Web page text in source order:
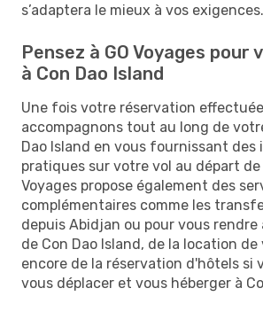
s’adaptera le mieux à vos exigences.
Pensez à GO Voyages pour
à Con Dao Island
Une fois votre réservation
accompagnons tout au long de
Dao Island en vous fournissant
pratiques sur votre vol au départ de
Voyages propose également des
complémentaires comme les
depuis Abidjan ou pour vous
de Con Dao Island, de la location
encore de la réservation d'hôtels si
vous déplacer et vous héberger à